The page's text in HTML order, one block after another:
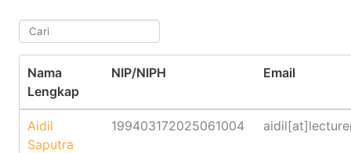
Nama
Lengkap
NIP/NIPH Email
Aidil
Saputra
199403172025061004